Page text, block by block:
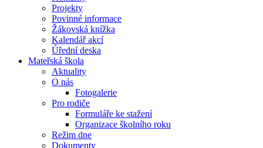
Projekty
Povinné informace
Žákovská knížka
Kalendář akcí
Úřední deska
Mateřská škola
Aktuality
O nás
Fotogalerie
Pro rodiče
Formuláře ke stažení
Organizace školního roku
Režim dne
Dokumenty